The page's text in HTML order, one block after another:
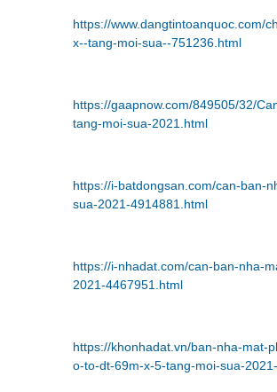
https://www.dangtintoanquoc.com/
x--tang-moi-sua--751236.html
https://gaapnow.com/849505/32/
tang-moi-sua-2021.html
https://i-batdongsan.com/can-ban-
sua-2021-4914881.html
https://i-nhadat.com/can-ban-nha-
2021-4467951.html
https://khonhadat.vn/ban-nha-mat-
o-to-dt-69m-x-5-tang-moi-sua-